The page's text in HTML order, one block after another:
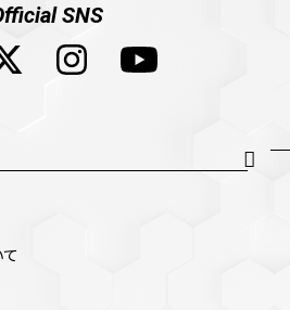
SNS